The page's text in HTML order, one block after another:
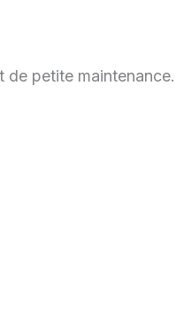
de petite maintenance.